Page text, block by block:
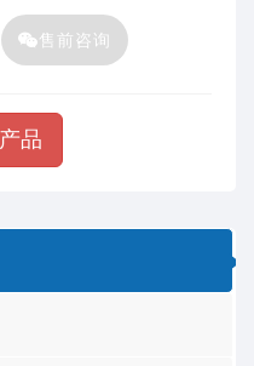
售前咨询
品